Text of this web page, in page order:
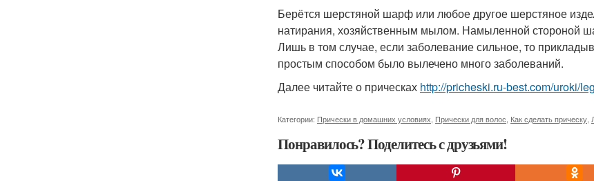
Берётся шерстяной шарф или любое другое шерстяное
натирания, хозяйственным мылом. Намыленной стороной
Лишь в том случае, если заболевание сильное, то
простым способом было вылечено много заболеваний.
Далее читайте о прическах http://pricheski.ru-best.com/uroki/
Категории: Прически в домашних условиях Прически для волос Как сделать прическу
Понравилось? Поделитесь с друзьями!